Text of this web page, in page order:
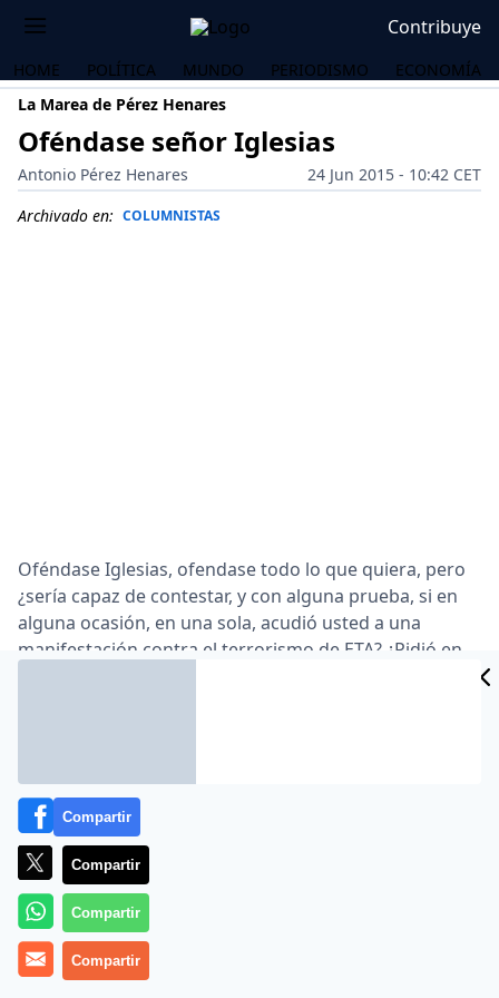
Contribuye
HOME POLÍTICA MUNDO PERIODISMO
ECONOMÍA
La Marea de Pérez Henares
Oféndase señor Iglesias
Antonio Pérez Henares
24 Jun 2015 - 10:42 CET
Archivado en: COLUMNISTAS
Oféndase Iglesias, ofendase todo lo que quiera, pero
¿sería capaz de contestar, y con alguna prueba, si en
alguna ocasión, en una sola, acudió usted a una
manifestación contra el terrorismo de ETA? ¿Pidió en
MÁS EN COLUMNISTAS
Compartir
Compartir
Compartir
Compartir